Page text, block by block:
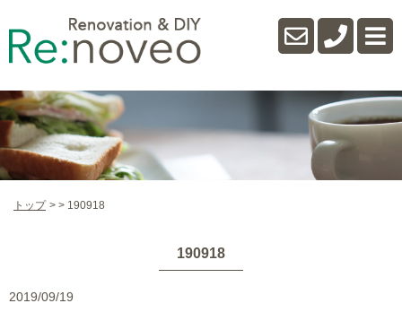
トップ 190918
190918
2019/09/19